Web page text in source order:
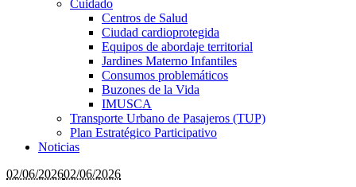
Cuidado
Centros de Salud
Ciudad cardioprotegida
Equipos de abordaje territorial
Jardines Materno Infantiles
Consumos problemáticos
Buzones de la Vida
IMUSCA
Transporte Urbano de Pasajeros (TUP)
Plan Estratégico Participativo
Noticias
02/06/202602/06/2026